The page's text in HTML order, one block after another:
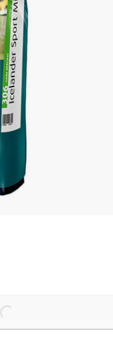
Loading...